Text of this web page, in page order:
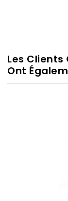
Les Clients
Ont